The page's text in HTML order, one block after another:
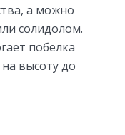
а можно
солидолом.
побелка
высоту до